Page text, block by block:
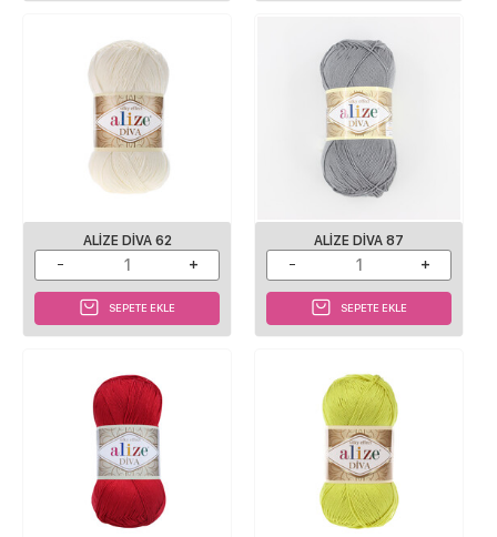
ALIZE DIVA 62
SEPETE EKLE
ALIZE DIVA 87
SEPETE EKLE